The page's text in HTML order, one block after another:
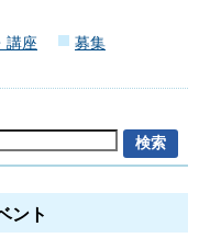
講座
募集
ント